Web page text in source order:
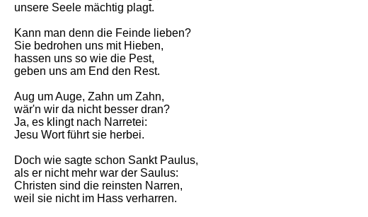
unsere Seele mächtig plagt.
Kann man denn die Feinde lieben?
Sie bedrohen uns mit Hieben,
hassen uns so wie die Pest,
geben uns am End den Rest.
Aug um Auge, Zahn um Zahn,
wär'n wir da nicht besser dran?
Ja, es klingt nach Narretei:
Jesu Wort führt sie herbei.
Doch wie sagte schon Sankt Paulus,
als er nicht mehr war der Saulus:
Christen sind die reinsten Narren,
weil sie nicht im Hass verharren.